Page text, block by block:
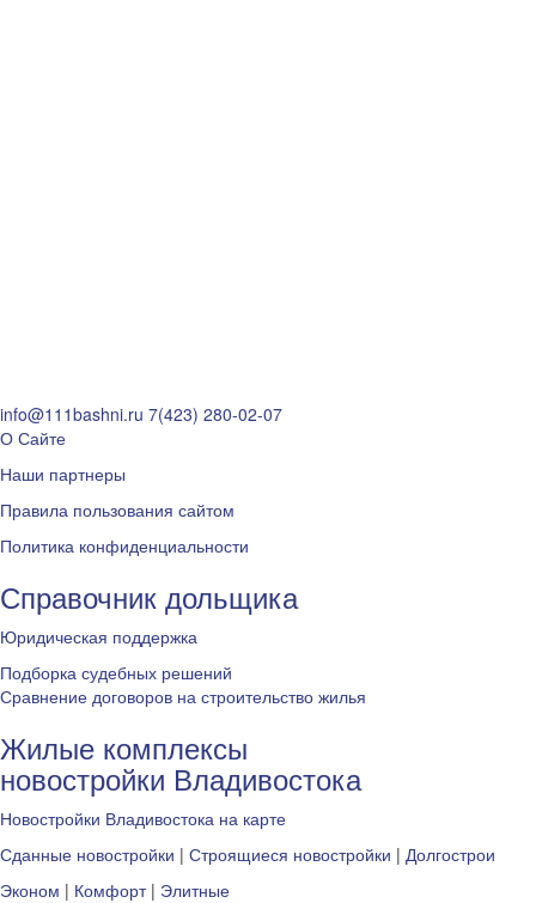
info@111bashni.ru 7(423) 280-02-07
О Сайте
Наши партнеры
Правила пользования сайтом
Политика конфиденциальности
Справочник дольщика
Юридическая поддержка
Подборка судебных решений
Сравнение договоров на строительство жилья
Жилые комплексы
новостройки Владивостока
Новостройки Владивостока на карте
Сданные новостройки | Строящиеся новостройки | Долгострои
Эконом | Комфорт| Элитные